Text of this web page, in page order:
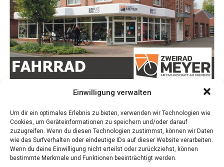
Einwilligung verwalten
Um dir ein optimales Erlebnis zu bieten, verwenden wir Technologien wie
Cookies, um Geräteinformationen zu speichern und/oder darauf
zuzugreifen. Wenn du diesen Technologien zustimmst, können wir Daten
wie das Surfverhalten oder eindeutige IDs auf dieser Website verarbeiten.
Wenn du deine Einwilligung nicht erteilst oder zurückziehst, können
bestimmte Merkmale und Funktionen beeinträchtigt werden.
Ver­kehrs­auf­kom­men herrscht.
Hand­werks­be­trieb T.I. Ser­vice: Ihr Exper­te für Dach­sa­nie­rung
und Instal­la­ti­on von Balkonkraftanlagen
Sie suchen im Raum Ost­fries­land und bis ins Ems­land
nach einem ver­läss­li­chen und kom­pe­ten­ten Hand­wer­ker
für die Gestal­tung und Pfle­ge Ihres Daches? Dann ist